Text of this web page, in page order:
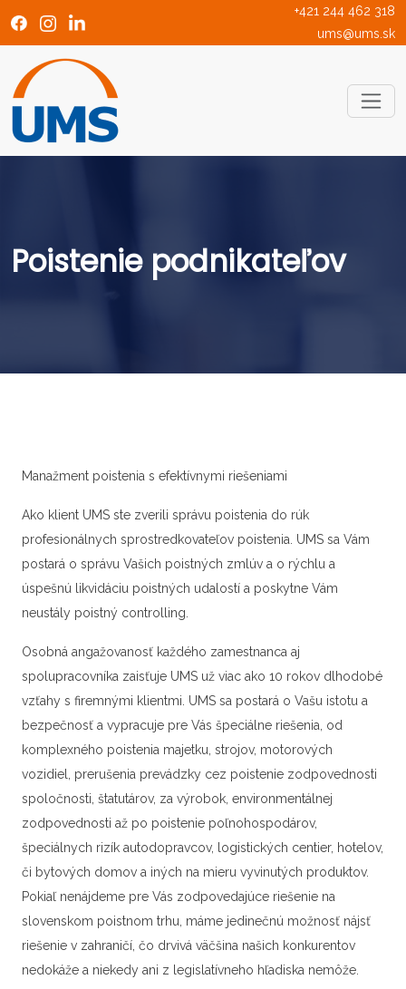
+421 244 462 318
ums@ums.sk
Poistenie podnikateľov
Manažment poistenia s efektívnymi riešeniami
Ako klient UMS ste zverili správu poistenia do rúk
profesionálnych sprostredkovateľov poistenia. UMS sa Vám
postará o správu Vašich poistných zmlúv a o rýchlu a
úspešnú likvidáciu poistných udalostí a poskytne Vám
neustály poistný controlling.
Osobná angažovanosť každého zamestnanca aj
spolupracovníka zaisťuje UMS už viac ako 10 rokov dlhodobé
vzťahy s firemnými klientmi. UMS sa postará o Vašu istotu a
bezpečnosť a vypracuje pre Vás špeciálne riešenia, od
komplexného poistenia majetku, strojov, motorových
vozidiel, prerušenia prevádzky cez poistenie zodpovednosti
spoločnosti, štatutárov, za výrobok, environmentálnej
zodpovednosti až po poistenie poľnohospodárov,
špeciálnych rizík autodopravcov, logistických centier, hotelov,
či bytových domov a iných na mieru vyvinutých produktov.
Pokiaľ nenájdeme pre Vás zodpovedajúce riešenie na
slovenskom poistnom trhu, máme jedinečnú možnosť nájsť
riešenie v zahraničí, čo drvivá väčšina našich konkurentov
nedokáže a niekedy ani z legislatívneho hľadiska nemôže.